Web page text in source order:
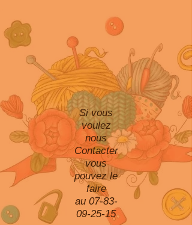
Si vous
voulez
nous
Contacter
vous
pouvez le
faire
au 07-83-
09-25-15